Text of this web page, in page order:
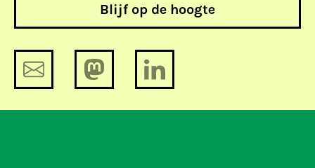
Blijf op de hoogte